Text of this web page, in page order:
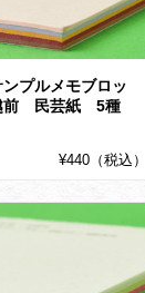
プルメモブロッ
前 民芸紙 5種
¥440（税込）